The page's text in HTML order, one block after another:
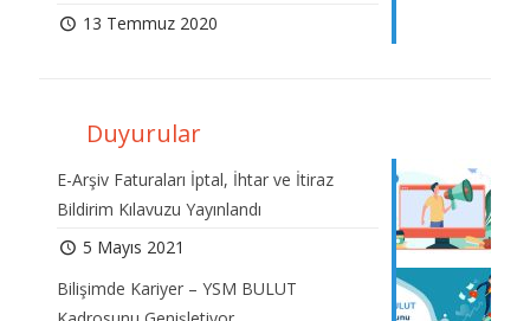
13 Temmuz 2020
Duyurular
E-Arşiv Faturaları İptal, İhtar ve İtiraz
Bildirim Kılavuzu Yayınlandı
5 Mayıs 2021
Bilişimde Kariyer – YSM BULUT